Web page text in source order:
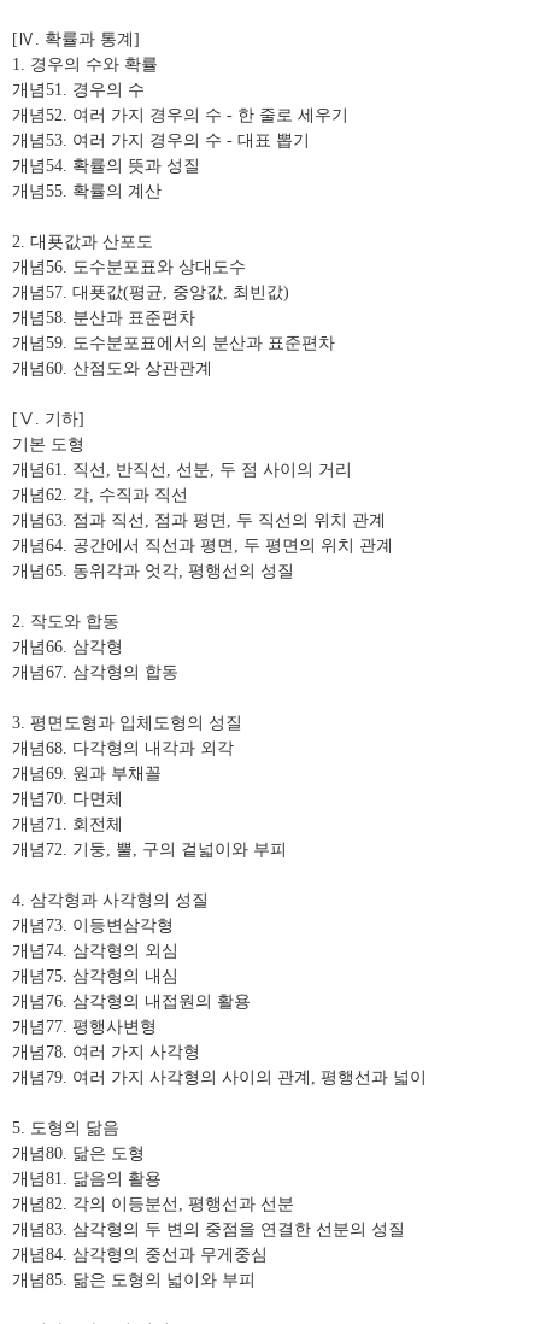
[ Ⅳ . 확률과 통계 ]
1. 경우의 수와 확률
개념51. 경우의 수
개념52. 여러 가지 경우의 수 - 한 줄로 세우기
개념53. 여러 가지 경우의 수 - 대표 뽑기
개념54. 확률의 뜻과 성질
개념55. 확률의 계산
2. 대푯값과 산포도
개념56. 도수분포표와 상대도수
개념57. 대푯값(평균, 중앙값, 최빈값)
개념58. 분산과 표준편차
개념59. 도수분포표에서의 분산과 표준편차
개념60. 산점도와 상관관계
[ Ⅴ . 기하]
기본 도형
개념61. 직선 , 반직선 , 선분, 두 점 사이의 거리
개념62. 각, 수직과 직선
개념63. 점과 직선 , 점과 평면 , 두 직선의 위치 관계
개념64. 공간에서 직선과 평면 , 두 평면의 위치 관계
개념65. 동위각과 엇각, 평행선의 성질
2. 작도와 합동
개념66. 삼각형
개념67. 삼각형의 합동
3. 평면도형과 입체도형의 성질
개념68. 다각형의 내각과 외각
개념69. 원과 부채꼴
개념 70. 다면체
개념 71. 회전체
개념 72. 기둥, 뿔, 구의 겉넓이와 부피
4. 삼각형과 사각형의 성질
개념 73. 이등변삼각형
개념 74. 삼각형의 외심
개념 75. 삼각형의 내심
개념 76. 삼각형의 내접원의 활용
개념 77. 평행사변형
개념 78. 여러 가지 사각형
개념 79. 여러 가지 사각형의 사이의 관계 , 평행선과 넓이
5. 도형의 닮음
개념80. 닮은 도형
개념81. 닮음의 활용
개념82. 각의 이등분선 , 평행선과 선분
개념83. 삼각형의 두 변의 중점을 연결한 선분의 성질
개념84. 삼각형의 중선과 무게중심
개념85. 닮은 도형의 넓이와 부피